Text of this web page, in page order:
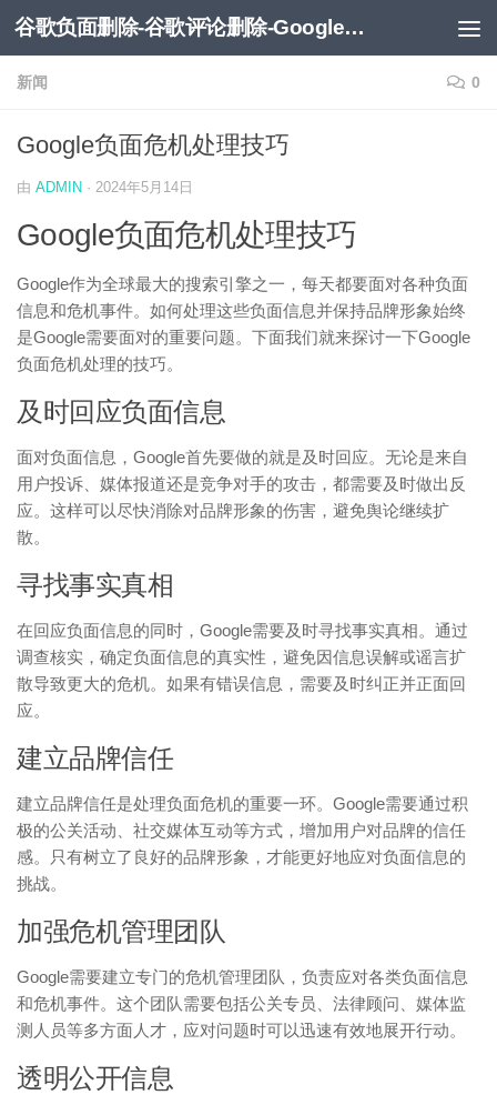
跳至内容 谷歌负面删除-谷歌评论删除-Google负面移除-Google负面评论删除
新闻 0
Google负面危机处理技巧
由 ADMIN · 2024年5月14日
Google负面危机处理技巧
Google作为全球最大的搜索引擎之一，每天都要面对各种负面
信息和危机事件。如何处理这些负面信息并保持品牌形象始终
是Google需要面对的重要问题。下面我们就来探讨一下Google
负面危机处理的技巧。
及时回应负面信息
面对负面信息，Google首先要做的就是及时回应。无论是来自
用户投诉、媒体报道还是竞争对手的攻击，都需要及时做出反
应。这样可以尽快消除对品牌形象的伤害，避免舆论继续扩
散。
寻找事实真相
在回应负面信息的同时，Google需要及时寻找事实真相。通过
调查核实，确定负面信息的真实性，避免因信息误解或谣言扩
散导致更大的危机。如果有错误信息，需要及时纠正并正面回
应。
建立品牌信任
建立品牌信任是处理负面危机的重要一环。Google需要通过积
极的公关活动、社交媒体互动等方式，增加用户对品牌的信任
感。只有树立了良好的品牌形象，才能更好地应对负面信息的
挑战。
加强危机管理团队
Google需要建立专门的危机管理团队，负责应对各类负面信息
和危机事件。这个团队需要包括公关专员、法律顾问、媒体监
测人员等多方面人才，应对问题时可以迅速有效地展开行动。
透明公开信息